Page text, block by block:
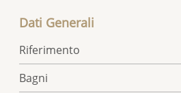
Dati Generali
Riferimento
Bagni